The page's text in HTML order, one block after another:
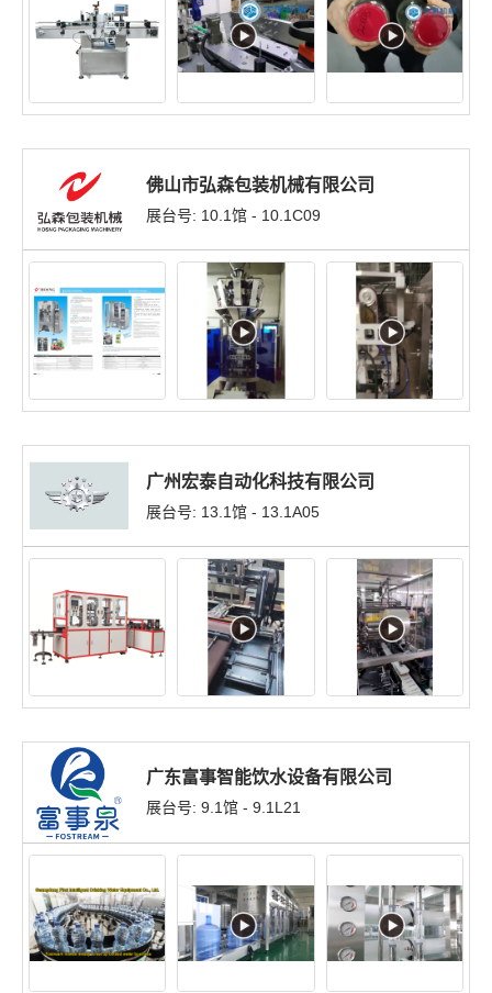
佛山市弘森包装机械有限公司
展台号: 10.1馆 - 10.1C09
广州宏泰自动化科技有限公司
展台号: 13.1馆 - 13.1A05
广东富事智能饮水设备有限公司
展台号: 9.1馆 - 9.1L21